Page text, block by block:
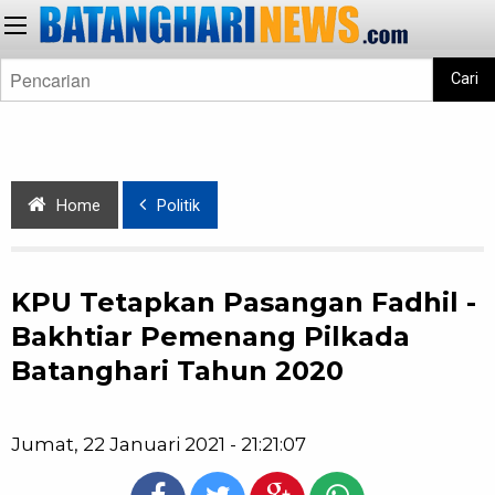
Cari
Home Politik
KPU Tetapkan Pasangan Fadhil -
Bakhtiar Pemenang Pilkada
Batanghari Tahun 2020
Jumat, 22 Januari 2021 - 21:21:07